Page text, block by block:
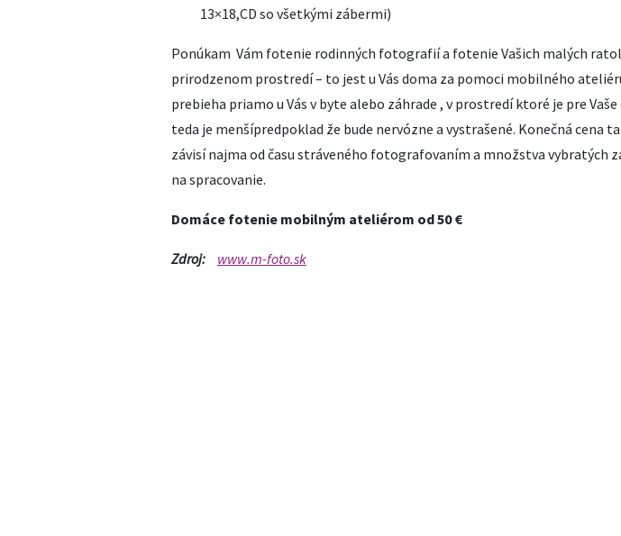
13×18,CD so všetkými zábermi)
Ponúkam Vám fotenie rodinných fotografií a fotenie Vašich malých
prirodzenom prostredí – to jest u Vás doma za pomoci mobilného
prebieha priamo u Vás v byte alebo záhrade , v prostredí ktoré je pre
teda je menšípredpoklad že bude nervózne a vystrašené. Konečná cena
závisí najma od času stráveného fotografovaním a množstva vybratých
na spracovanie.
Domáce fotenie mobilným ateliérom od 50 €
Zdroj: www.m-foto.sk